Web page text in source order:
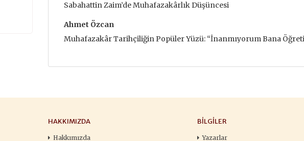
Sabahattin Zaim’de Muhafazakârlık Düşüncesi
Ahmet Özcan
Muhafazakâr Tarihçiliğin Popüler Yüzü: “İnanmıyorum Bana
HAKKIMIZDA
Hakkımızda
BILGILER
Yazarlar